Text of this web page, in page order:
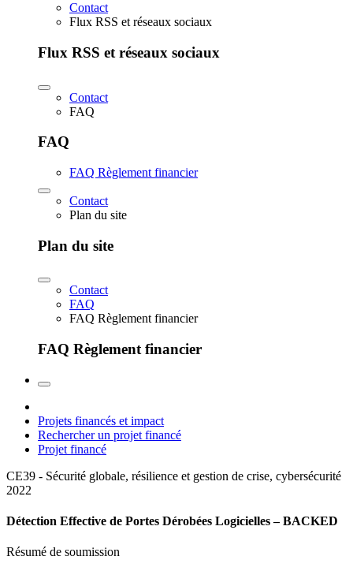
Contact
Flux RSS et réseaux sociaux
Flux RSS et réseaux sociaux
Contact
FAQ
FAQ
FAQ Règlement financier
Contact
Plan du site
Plan du site
Contact
FAQ
FAQ Règlement financier
FAQ Règlement financier
Projets financés et impact
Rechercher un projet financé
Projet financé
CE39 - Sécurité globale, résilience et gestion de crise, cybersécurité
2022
Détection Effective de Portes Dérobées Logicielles – BACKED
Résumé de soumission